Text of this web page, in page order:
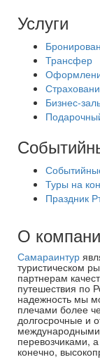
Услуги
Трансфер
Бизнес-
Туры на
Праздник
О
Самараинтур
туристическом
партнерам
путешествия по
надежность мы
плечами более
долгосрочные и
международными
перевозчиками,
конечно,